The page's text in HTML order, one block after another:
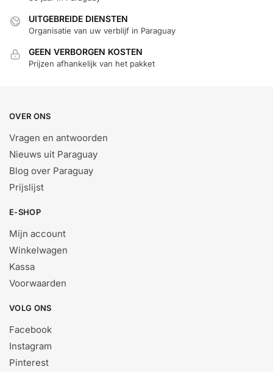
UITGEBREIDE DIENSTEN
Organisatie van uw verblijf in Paraguay
GEEN VERBORGEN KOSTEN
Prijzen afhankelijk van het pakket
OVER ONS
Vragen en antwoorden
Nieuws uit Paraguay
Blog over Paraguay
Prijslijst
E-SHOP
Mijn account
Winkelwagen
Kassa
Voorwaarden
VOLG ONS
Facebook
Instagram
Pinterest